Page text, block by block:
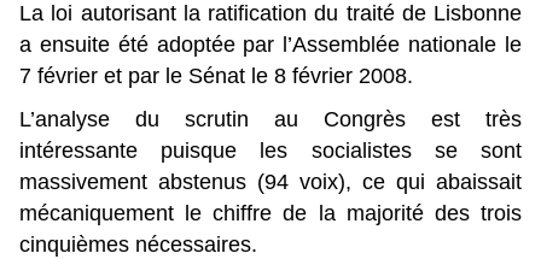
La loi autorisant la ratification du traité de Lisbonne
a ensuite été adoptée par l’Assemblée nationale le
7 février et par le Sénat le 8 février 2008.
L’analyse du scrutin au Congrès est très
intéressante puisque les socialistes se sont
massivement abstenus (94 voix), ce qui abaissait
mécaniquement le chiffre de la majorité des trois
cinquièmes nécessaires.